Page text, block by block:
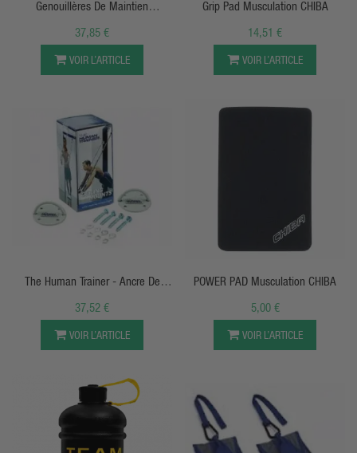
Genouillères De Maintien
Proprioceptif (1 Paire) - Climaqx
37,85 €
VOIR L’ARTICLE
Grip Pad Musculation CHIBA
14,51 €
VOIR L’ARTICLE
APERÇU RAPIDE
The Human Trainer - Ancre De
Polyvalence
37,52 €
VOIR L’ARTICLE
APERÇU RAPIDE
POWER PAD Musculation CHIBA
5,00 €
VOIR L’ARTICLE